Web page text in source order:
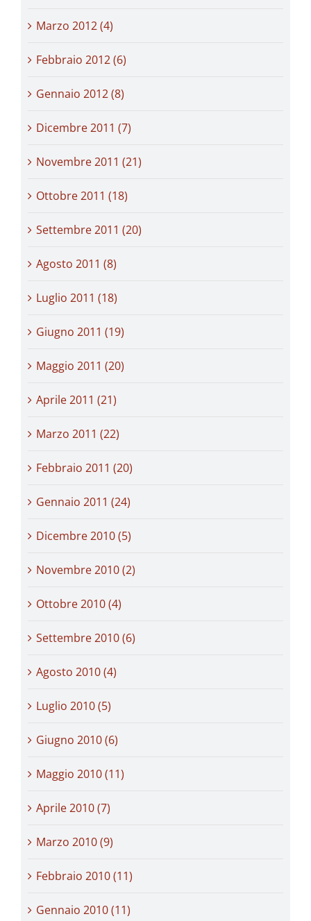
Marzo 2012 (4)
Febbraio 2012 (6)
Gennaio 2012 (8)
Dicembre 2011 (7)
Novembre 2011 (21)
Ottobre 2011 (18)
Settembre 2011 (20)
Agosto 2011 (8)
Luglio 2011 (18)
Giugno 2011 (19)
Maggio 2011 (20)
Aprile 2011 (21)
Marzo 2011 (22)
Febbraio 2011 (20)
Gennaio 2011 (24)
Dicembre 2010 (5)
Novembre 2010 (2)
Ottobre 2010 (4)
Settembre 2010 (6)
Agosto 2010 (4)
Luglio 2010 (5)
Giugno 2010 (6)
Maggio 2010 (11)
Aprile 2010 (7)
Marzo 2010 (9)
Febbraio 2010 (11)
Gennaio 2010 (11)